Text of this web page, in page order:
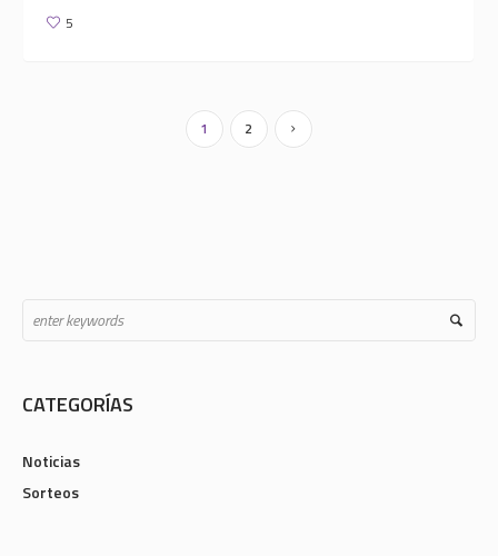
5
1 2
CATEGORÍAS
Noticias
Sorteos